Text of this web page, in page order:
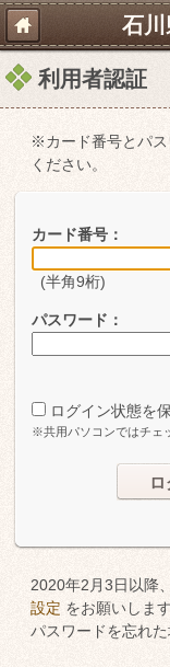
石
利用者認証
※カード番号とパ
ください。
カード番号：
(半角9桁)
パスワード：
ログイン状態を
※共用パソコンではチェ
2020年2月3日以降
設定 をお願いします
パスワードを忘れた